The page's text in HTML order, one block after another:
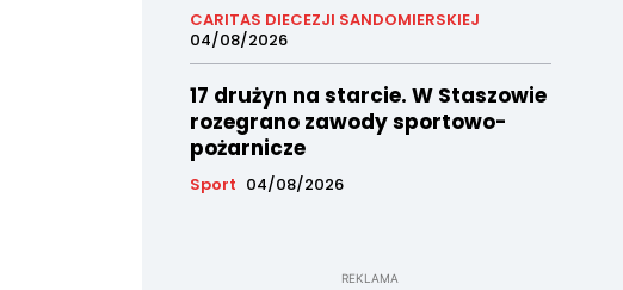
CARITAS DIECEZJI SANDOMIERSKIEJ
04/08/2026
17 drużyn na starcie. W Staszowie
rozegrano zawody sportowo-
pożarnicze
Sport 04/08/2026
REKLAMA